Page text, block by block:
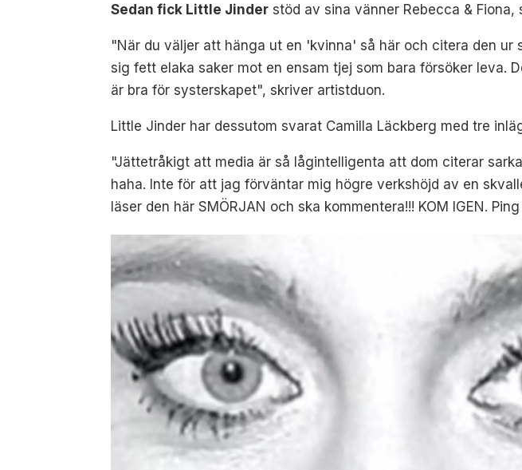
Sedan fick Little Jinder stöd av sina vänner Rebecca &
"När du väljer att hänga ut en 'kvinna' så här och citera den
sig fett elaka saker mot en ensam tjej som bara försöker leva.
är bra för systerskapet", skriver artistduon.
Little Jinder har dessutom svarat Camilla Läckberg med tre
"Jättetråkigt att media är så lågintelligenta att dom citerar
haha. Inte för att jag förväntar mig högre verkshöjd av en
läser den här SMÖRJAN och ska kommentera!!! KOM IGEN.